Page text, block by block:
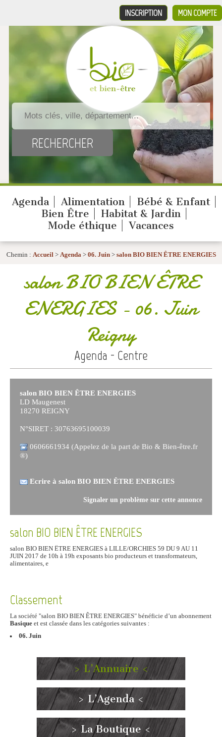
MON COMPTE
INSCRIPTION
Agenda Alimentation
Bébé & Enfant
Bien Être
Habitat & Jardin
Mode éthique
Vacances
Chemin : Accueil> Agenda> 06. Juin> salon BIO BIEN ÊTRE ENERGIES
salon BIO BIEN ÊTRE
ENERGIES- 06. Juin
Reigny
Agenda - Centre
salon BIO BIEN ÊTRE ENERGIES
LD Maugenest
18270 REIGNY
N°SIRET : 30763695100039
0606661934 (Appelez de la part de Bio & Bien-être.fr
®)
Ecrire à salon BIO BIEN ÊTRE ENERGIES
Signaler un problème sur cette annonce
salon BIO BIEN ÊTRE ENERGIES
salon BIO BIEN ÊTRE ENERGIES à LILLE/ORCHIES 59 DU 9 AU 11
JUIN 2017 de 10h à 19h exposants bio producteurs et transformateurs,
alimentaires, e
Classement
La société "salon BIO BIEN ÊTRE ENERGIES" bénéficie d’un abonnement
Basique et est classée dans les catégories suivantes :
06. Juin
> L’Annuaire <
> L’Agenda <
> La Boutique <